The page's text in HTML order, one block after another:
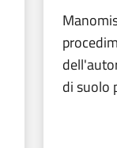
di suolo